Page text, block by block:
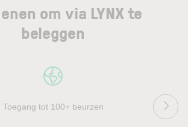
om via LYNX te
beleggen
Toegang tot 100+ beurzen